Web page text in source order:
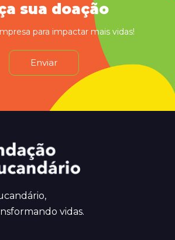
sua doação
para impactar mais vidas!
Enviar
vidas.